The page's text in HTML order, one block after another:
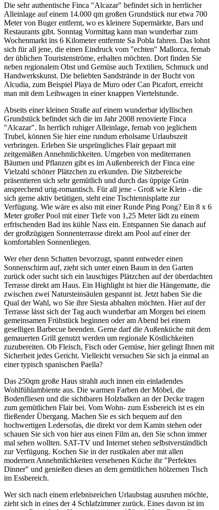
Die sehr authentische Finca "Alcazar" befindet sich in herrlicher
Alleinlage auf einem 14.000 qm großen Grundstück nur etwa 700
Meter von Buger entfernt, wo es kleinere Supermärkte, Bars und
Restaurants gibt. Sonntag Vormittag kann man wunderbar zum
Wochenmarkt ins 6 Kilometer entfernte Sa Pobla fahren. Das lohnt
sich für all jene, die einen Eindruck vom "echten" Mallorca, fernab
der üblichen Touristenströme, erhalten möchten. Dort finden Sie
neben regionalem Obst und Gemüse auch Textilien, Schmuck und
Handwerkskunst. Die beliebten Sandstrände in der Bucht von
Alcudia, zum Beispiel Playa de Muro oder Can Picafort, erreicht
man mit dem Leihwagen in einer knappen Viertelstunde.
Abseits einer kleinen Straße auf einem wunderbar idyllischen
Grundstück befindet sich die im Jahr 2008 renovierte Finca
"Alcazar". In herrlich ruhiger Alleinlage, fernab von jeglichem
Trubel, können Sie hier eine rundum erholsame Urlaubszeit
verbringen. Erleben Sie ursprüngliches Flair gepaart mit
zeitgemäßen Annehmlichkeiten. Umgeben von mediterranen
Bäumen und Pflanzen gibt es im Außenbereich der Finca eine
Vielzahl schöner Plätzchen zu erkunden. Die Sitzbereiche
präsentieren sich sehr gemütlich und durch das üppige Grün
ansprechend urig-romantisch. Für all jene - Groß wie Klein - die
sich gerne aktiv betätigen, steht eine Tischtennisplatte zur
Verfügung. Wie wäre es also mit einer Runde Ping Pong? Ein 8 x 6
Meter großer Pool mit einer Tiefe von 1,25 Meter lädt zu einem
erfrischenden Bad ins kühle Nass ein. Entspannen Sie danach auf
der großzügigen Sonnenterrasse direkt am Pool auf einer der
komfortablen Sonnenliegen.
Wer eher denn Schatten bevorzugt, spannt entweder einen
Sonnenschirm auf, zieht sich unter einen Baum in den Garten
zurück oder sucht sich ein lauschiges Plätzchen auf der überdachten
Terrasse direkt am Haus. Ein Highlight ist hier die Hängematte, die
zwischen zwei Natursteinsäulen gespannt ist. Jetzt haben Sie die
Qual der Wahl, wo Sie ihre Siesta abhalten möchten. Hier auf der
Terrasse lässt sich der Tag auch wunderbar am Morgen bei einem
gemeinsamen Frühstück beginnen oder am Abend bei einem
geselligen Barbecue beenden. Gerne darf die Außenküche mit dem
gemauerten Grill genutzt werden um regionale Köstlichkeiten
zuzubereiten. Ob Fleisch, Fisch oder Gemüse, hier gelingt Ihnen mit
Sicherheit jedes Gericht. Vielleicht versuchen Sie sich ja einmal an
einer typisch spanischen Paella?
Das 250qm große Haus strahlt auch innen ein einladendes
Wohlfühlambiente aus. Die warmen Farben der Möbel, die
Bodenfliesen und die sichtbaren Holzbalken an der Decke tragen
zum gemütlichen Flair bei. Vom Wohn- zum Essbereich ist es ein
fließender Übergang. Machen Sie es sich bequem auf den
hochwertigen Ledersofas, die direkt vor dem Kamin stehen oder
schauen Sie sich von hier aus einen Film an, den Sie schon immer
mal sehen wollten. SAT-TV und Internet stehen selbstverständlich
zur Verfügung. Kochen Sie in der rustikalen aber mit allen
modernen Annehmlichkeiten versehenen Küche ihr "Perfektes
Dinner" und genießen dieses an dem gemütlichen hölzernen Tisch
im Essbereich.
Wer sich nach einem erlebnisreichen Urlaubstag ausruhen möchte,
zieht sich in eines der 4 Schlafzimmer zurück. Eines davon ist im